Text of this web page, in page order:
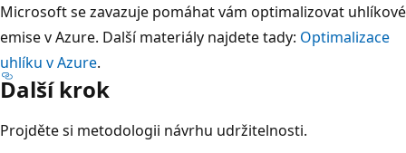
Microsoft se zavazuje pomáhat vám optimalizovat uhlíkové
emise v Azure. Další materiály najdete tady: Optimalizace
uhlíku v Azure.
Další krok
Projděte si metodologii návrhu udržitelnosti.